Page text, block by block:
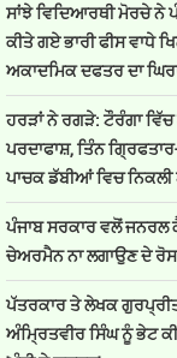
ਸਾਂਝੇ ਵਿਦਿਆਰਥੀ ਮੋਰਚੇ ਨੇ
ਕੀਤੇ ਗਏ ਭਾਰੀ ਫੀਸ ਵਾਧੇ
ਅਕਾਦਮਿਕ ਦਫਤਰ ਦਾ
ਹਰੜਾਂ ਨੇ ਰਗੜੇ: ਟੌਰੰਗਾ
ਪਰਦਾਫਾਸ਼, ਤਿੰਨ
ਪਾਚਕ ਡੱਬੀਆਂ ਵਿਚ
ਪੰਜਾਬ ਸਰਕਾਰ ਵਲੋਂ ਜਨਰਲ
ਚੇਅਰਮੈਨ ਨਾ ਲਗਾਉਣ ਦੇ
ਪੱਤਰਕਾਰ ਤੇ ਲੇਖਕ
ਅੰਮ੍ਰਿਤਵੀਰ ਸਿੰਘ ਨੂੰ ਭੇਟ